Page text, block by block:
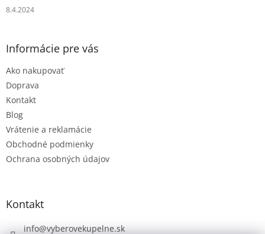
8.4.2024
Informácie pre vás
Ako nakupovať
Doprava
Kontakt
Blog
Vrátenie a reklamácie
Obchodné podmienky
Ochrana osobných údajov
Kontakt
info@vyberovekupelne.sk